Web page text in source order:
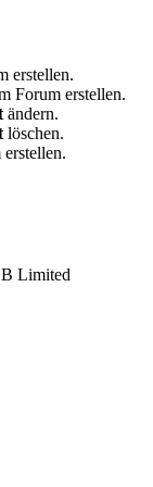
erstellen.
Forum erstellen.
ändern.
löschen.
Limited